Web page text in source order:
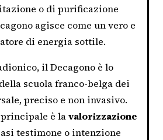
o di purificazione
agisce come un vero e
di energia sottile.
il Decagono è lo
scuola franco-belga dei
preciso e non invasivo.
è lavalorizzazione
testimone o intenzione